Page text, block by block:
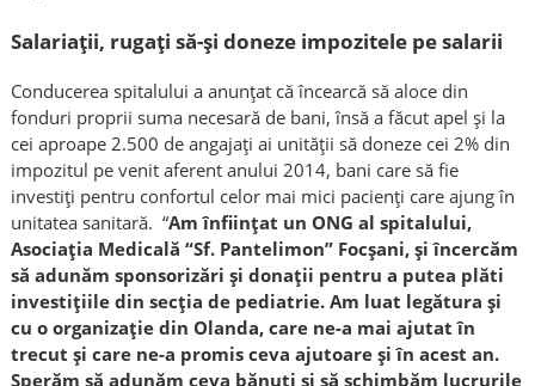
Salariaţii, rugaţi să-şi doneze impozitele pe salarii
Conducerea spitalului a anunţat că încearcă să aloce din
fonduri proprii suma necesară de bani, însă a făcut apel şi la
cei aproape 2.500 de angajaţi ai unităţii să doneze cei 2% din
impozitul pe venit aferent anului 2014, bani care să fie
investiţi pentru confortul celor mai mici pacienţi care ajung în
unitatea sanitară. “Am înfiinţat un ONG al spitalului,
Asociaţia Medicală “Sf. Pantelimon” Focşani, şi încercăm
să adunăm sponsorizări şi donaţii pentru a putea plăti
investiţiile din secţia de pediatrie. Am luat legătura şi
cu o organizaţie din Olanda, care ne-a mai ajutat în
trecut şi care ne-a promis ceva ajutoare şi în acest an.
Sperăm să adunăm ceva bănuţi şi să schimbăm lucrurile